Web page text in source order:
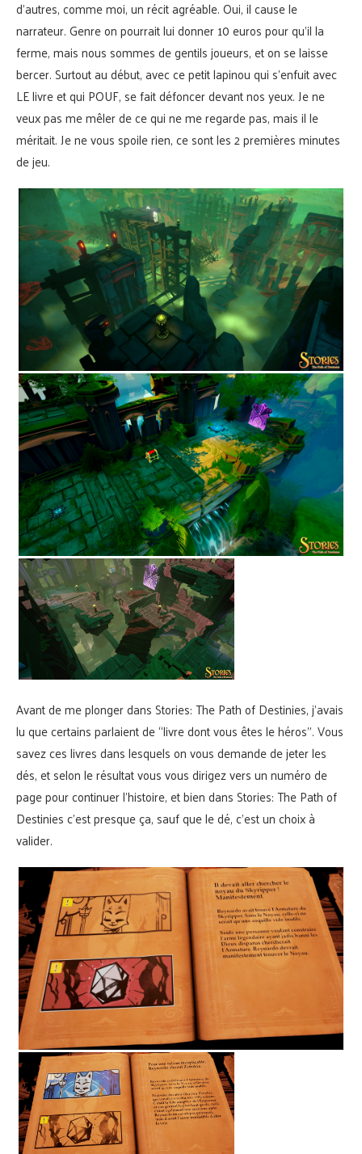
d’autres, comme moi, un récit agréable. Oui, il cause le
narrateur. Genre on pourrait lui donner 10 euros pour qu’il la
ferme, mais nous sommes de gentils joueurs, et on se laisse
bercer. Surtout au début, avec ce petit lapinou qui s’enfuit avec
LE livre et qui POUF, se fait défoncer devant nos yeux. Je ne
veux pas me mêler de ce qui ne me regarde pas, mais il le
méritait. Je ne vous spoile rien, ce sont les 2 premières minutes
de jeu.
Avant de me plonger dans Stories: The Path of Destinies, j’avais
lu que certains parlaient de “livre dont vous êtes le héros”. Vous
savez ces livres dans lesquels on vous demande de jeter les
dés, et selon le résultat vous vous dirigez vers un numéro de
page pour continuer l’histoire, et bien dans Stories: The Path of
Destinies c’est presque ça, sauf que le dé, c’est un choix à
valider.